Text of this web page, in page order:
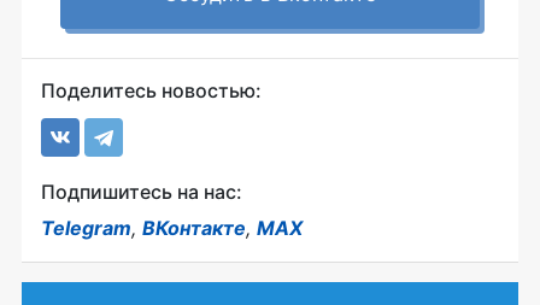
Поделитесь новостью:
Подпишитесь на нас:
Telegram, ВКонтакте, MAX